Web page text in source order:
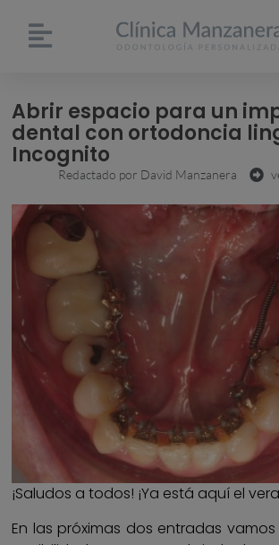
Abrir espacio para un
dental con ortodoncia
Incognito
Redactado por David Manzanera
¡Saludos a todos! ¡Ya está aquí el
En las próximas dos entradas